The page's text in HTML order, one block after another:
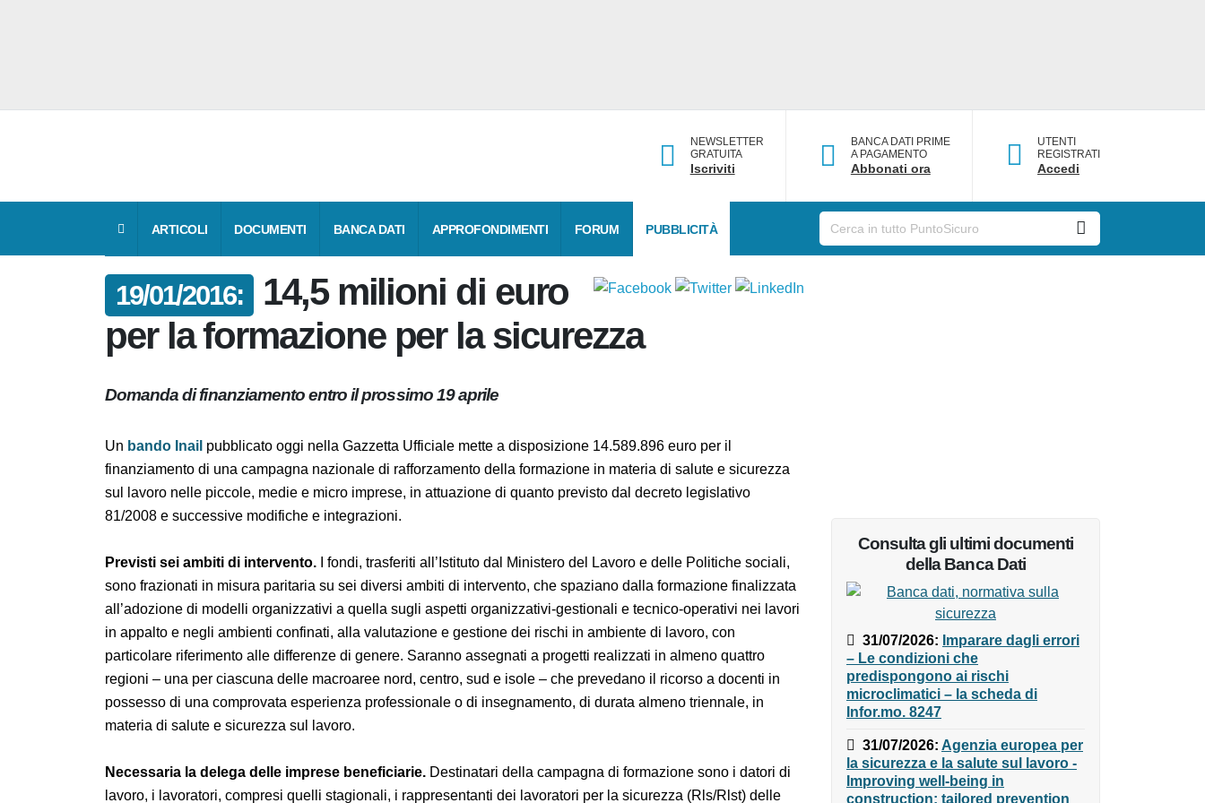
NEWSLETTER
GRATUITA
Iscriviti
BANCA DATI PRIME
A PAGAMENTO
Abbonati ora
UTENTI
REGISTRATI
Accedi
ARTICOLI DOCUMENTI BANCA DATI APPROFONDIMENTI FORUM PUBBLICITÀ
19/01/2016:
14,5 milioni di
euro per la formazione per la sicurezza
Domanda di finanziamento entro il prossimo 19 aprile
Un bando Inailpubblicato oggi nella Gazzetta Ufficiale mette a disposizione 14.589.896 euro per il
finanziamento di una campagna nazionale di rafforzamento della formazione in materia di salute e
sicurezza sul lavoro nelle piccole, medie e micro imprese, in attuazione di quanto previsto dal decreto
legislativo 81/2008 e successive modifiche e integrazioni.
Previsti sei ambiti di intervento.I fondi, trasferiti all’Istituto dal Ministero del Lavoro e delle Politiche
sociali, sono frazionati in misura paritaria su sei diversi ambiti di intervento, che spaziano dalla
formazione finalizzata all’adozione di modelli organizzativi a quella sugli aspetti organizzativi-gestionali e
tecnico-operativi nei lavori in appalto e negli ambienti confinati, alla valutazione e gestione dei rischi in
ambiente di lavoro, con particolare riferimento alle differenze di genere. Saranno assegnati a progetti
realizzati in almeno quattro regioni – una per ciascuna delle macroaree nord, centro, sud e isole – che
prevedano il ricorso a docenti in possesso di una comprovata esperienza professionale o di
insegnamento, di durata almeno triennale, in materia di salute e sicurezza sul lavoro.
Necessaria la delega delle imprese beneficiarie.Destinatari della campagna di formazione sono i
Consulta gli ultimi documenti
della Banca Dati
31/07/2026:Imparare dagli
errori – Le condizioni che
predispongono ai rischi
microclimatici – la scheda di
Infor.mo. 8247
31/07/2026:Agenzia europea
per la sicurezza e la salute sul
lavoro - Improving well-being in